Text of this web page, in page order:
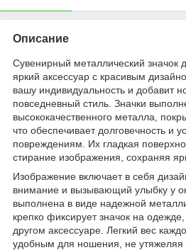
Описание
Сувенирный металлический
яркий аксессуар с красивым
вашу индивидуальность и добавит
повседневный стиль. Значки
высококачественного металла,
что обеспечивает долговечность и
повреждениям. Их гладкая
стирание изображения, сохраняя
Изображение включает в себя
внимание и вызывающий улыбку у
выполнена в виде надежной
крепко фиксирует значок на
другом аксессуаре. Легкий вес
удобным для ношения, не утяжеляя